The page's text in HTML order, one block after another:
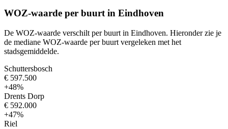
WOZ-waarde per buurt in Eindhoven
De WOZ-waarde verschilt per buurt in Eindhoven. Hieronder zie je
de mediane WOZ-waarde per buurt vergeleken met het
stadsgemiddelde.
Schuttersbosch
€ 597.500
+48%
Drents Dorp
€ 592.000
+47%
Riel